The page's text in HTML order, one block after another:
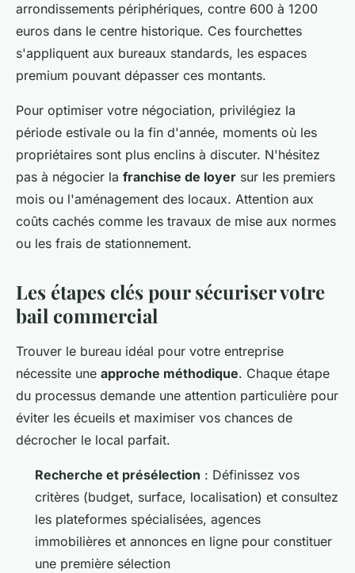
arrondissements périphériques, contre 600 à 1200
euros dans le centre historique. Ces fourchettes
s'appliquent aux bureaux standards, les espaces
premium pouvant dépasser ces montants.
Pour optimiser votre négociation, privilégiez la
période estivale ou la fin d'année, moments où les
propriétaires sont plus enclins à discuter. N'hésitez
pas à négocier la franchise de loyer sur les premiers
mois ou l'aménagement des locaux. Attention aux
coûts cachés comme les travaux de mise aux normes
ou les frais de stationnement.
Les étapes clés pour sécuriser votre
bail commercial
Trouver le bureau idéal pour votre entreprise
nécessite une approche méthodique. Chaque étape
du processus demande une attention particulière pour
éviter les écueils et maximiser vos chances de
décrocher le local parfait.
Recherche et présélection : Définissez vos
critères (budget, surface, localisation) et consultez
les plateformes spécialisées, agences
immobilières et annonces en ligne pour constituer
une première sélection